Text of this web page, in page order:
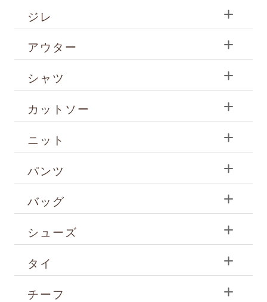
ジレ
アウター
シャツ
カットソー
ニット
パンツ
バッグ
シューズ
タイ
チーフ